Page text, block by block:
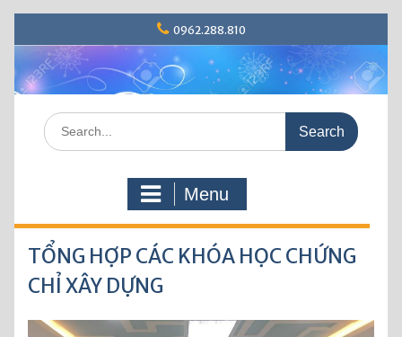
k
i
p
t
n
t
0962.288.810
S
e
o
:
Menu
TỔNG HỢP CÁC KHÓA HỌC CHỨNG
CHỈ XÂY DỰNG